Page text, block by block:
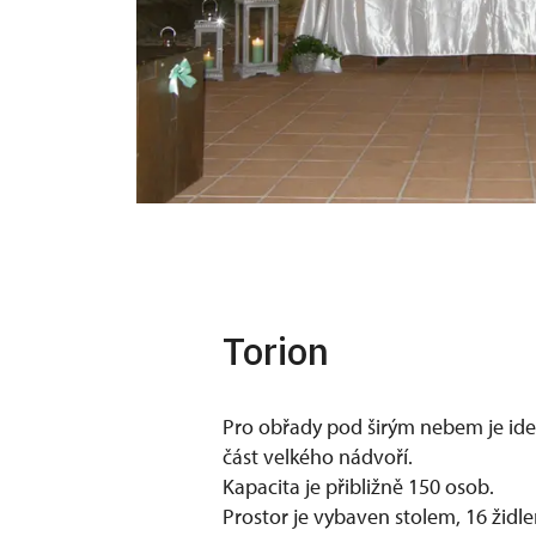
podmínky,
Torion
Pro obřady pod širým nebem je
část velkého nádvoří.
Kapacita je přibližně 150 osob.
Prostor je vybaven stolem, 16